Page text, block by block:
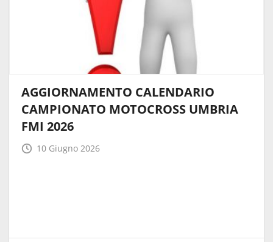
AGGIORNAMENTO CALENDARIO
CAMPIONATO MOTOCROSS UMBRIA
FMI 2026
10 Giugno 2026